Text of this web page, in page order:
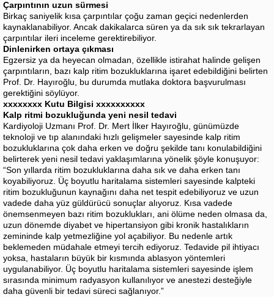
Çarpıntının uzun sürmesi
Birkaç saniyelik kısa çarpıntılar çoğu zaman geçici nedenlerden
kaynaklanabiliyor. Ancak dakikalarca süren ya da sık sık tekrarlayan
çarpıntılar ileri inceleme gerektirebiliyor.
Dinlenirken ortaya çıkması
Egzersiz ya da heyecan olmadan, özellikle istirahat halinde gelişen
çarpıntıların, bazı kalp ritim bozukluklarına işaret edebildiğini belirten
Prof. Dr. Hayıroğlu, bu durumda mutlaka doktora başvurulması
gerektiğini söylüyor.
xxxxxxxx Kutu Bilgisi xxxxxxxxxx
Kalp ritmi bozukluğunda yeni nesil tedavi
Kardiyoloji Uzmanı Prof. Dr. Mert İlker Hayıroğlu, günümüzde
teknoloji ve tıp alanındaki hızlı gelişmeler sayesinde kalp ritim
bozukluklarına çok daha erken ve doğru şekilde tanı konulabildiğini
belirterek yeni nesil tedavi yaklaşımlarına yönelik şöyle konuşuyor:
“Son yıllarda ritim bozukluklarına daha sık ve daha erken tanı
koyabiliyoruz. Üç boyutlu haritalama sistemleri sayesinde kalpteki
ritim bozukluğunun kaynağını daha net tespit edebiliyoruz ve uzun
vadede daha yüz güldürücü sonuçlar alıyoruz. Kısa vadede
önemsenmeyen bazı ritim bozuklukları, ani ölüme neden olmasa da,
uzun dönemde diyabet ve hipertansiyon gibi kronik hastalıkların
zemininde kalp yetmezliğine yol açabiliyor. Bu nedenle artık
beklemeden müdahale etmeyi tercih ediyoruz. Tedavide pil ihtiyacı
yoksa, hastaların büyük bir kısmında ablasyon yöntemleri
uygulanabiliyor. Üç boyutlu haritalama sistemleri sayesinde işlem
sırasında minimum radyasyon kullanılıyor ve anestezi desteğiyle
daha güvenli bir tedavi süreci sağlanıyor.”